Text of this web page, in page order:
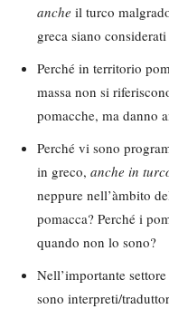
anche il turco
greca siano
Perché in territorio
massa non si
pomacche, ma danno
Perché vi sono
in greco, anche in
neppure nell’àmbito
pomacca? Perché i
quando non lo sono?
Nell’importante
sono interpreti/